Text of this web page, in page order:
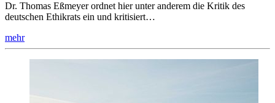
Dr. Thomas Eßmeyer ordnet hier unter anderem die Kritik des
deutschen Ethikrats ein und kritisiert…
mehr